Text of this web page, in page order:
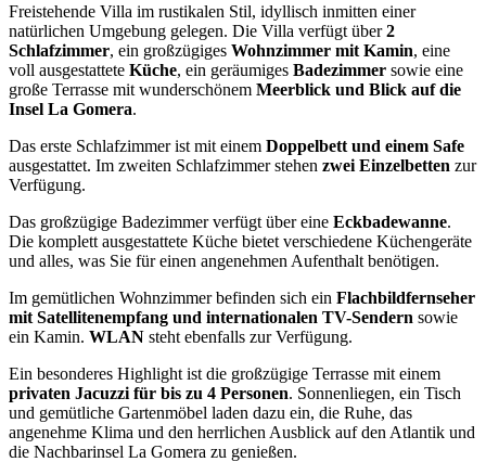
Freistehende Villa im rustikalen Stil, idyllisch inmitten einer
natürlichen Umgebung gelegen. Die Villa verfügt über2
Schlafzimmer, ein großzügiges Wohnzimmer mit Kamin, eine
voll ausgestattete Küche, ein geräumiges Badezimmer sowie eine
große Terrasse mit wunderschönem Meerblick und Blick auf die
Insel La Gomera.
Das erste Schlafzimmer ist mit einem Doppelbett und einem Safe
ausgestattet. Im zweiten Schlafzimmer stehen zwei Einzelbetten zur
Verfügung.
Das großzügige Badezimmer verfügt über eine Eckbadewanne.
Die komplett ausgestattete Küche bietet verschiedene Küchengeräte
und alles, was Sie für einen angenehmen Aufenthalt benötigen.
Im gemütlichen Wohnzimmer befinden sich ein Flachbildfernseher
mit Satellitenempfang und internationalen TV-Sendern sowie
ein Kamin. WLAN steht ebenfalls zur Verfügung.
Ein besonderes Highlight ist die großzügige Terrasse mit einem
privaten Jacuzzi für bis zu 4 Personen. Sonnenliegen, ein Tisch
und gemütliche Gartenmöbel laden dazu ein, die Ruhe, das
angenehme Klima und den herrlichen Ausblick auf den Atlantik und
die Nachbarinsel La Gomera zu genießen.